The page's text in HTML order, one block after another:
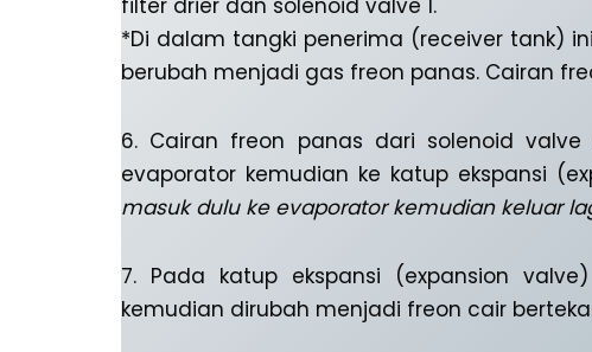
filter drier dan solenoid valve 1.
*Di dalam tangki penerima (receiver tank)
berubah menjadi gas freon panas. Cairan
6. Cairan freon panas dari solenoid
evaporator kemudian ke katup ekspansi
masuk dulu ke evaporator kemudian keluar
7. Pada katup ekspansi (expansion
kemudian dirubah menjadi freon cair